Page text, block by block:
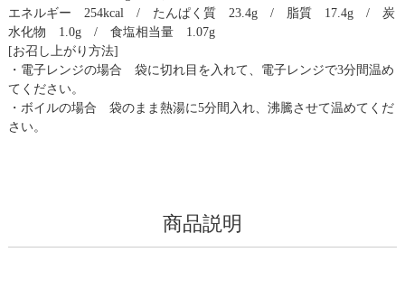
エネルギー 254kcal / たんぱく質 23.4g / 脂質 17.4g / 炭
水化物 1.0g / 食塩相当量 1.07g
[お召し上がり方法]
・電子レンジの場合 袋に切れ目を入れて、電子レンジで3分間温め
てください。
・ボイルの場合 袋のまま熱湯に5分間入れ、沸騰させて温めてくだ
さい。
商品説明